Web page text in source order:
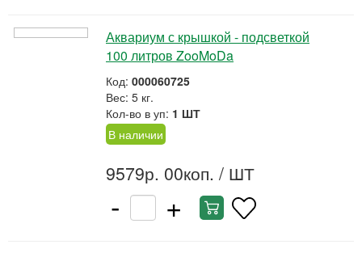
Аквариум с крышкой - подсветкой
100 литров ZooMoDa
Код: 000060725
Вес: 5 кг.
Кол-во в уп: 1 ШТ
В наличии
9579р. 00коп. / ШТ
- +